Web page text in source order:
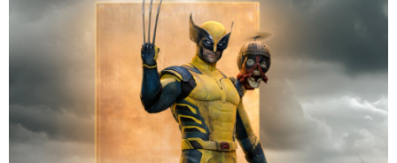
恩沛科技股份有限公司將有權停止該用戶之使用額度並採取法律行動。